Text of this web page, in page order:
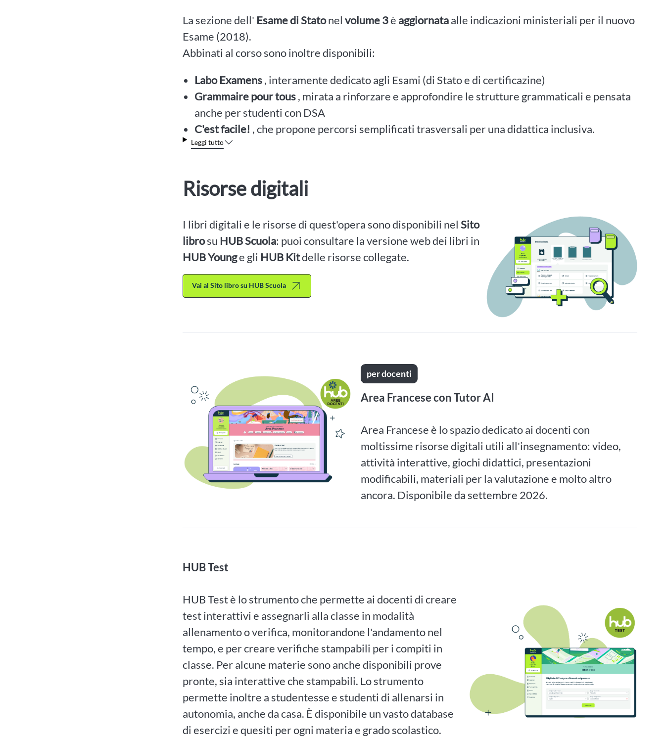
La sezione dell' Esame di Statonelvolume 3è aggiornataalle indicazioni ministeriali per il nuovo
Esame (2018).
Abbinati al corso sono inoltre disponibili:
Labo Examens, interamente dedicato agli Esami (di Stato e di certificazine)
Grammaire pour tous, mirata a rinforzare e approfondire le strutture grammaticali e pensata
anche per studenti con DSA
C'est facile! , che propone percorsi semplificati trasversali per una didattica inclusiva.
Leggi tutto
Risorse digitali
I libri digitali e le risorse di quest'opera sono disponibili nelSito
librosu HUB Scuola: puoi consultare la versione web dei libri in
HUB Younge gli HUB Kitdelle risorse collegate.
Vai al Sito libro su HUB Scuola
per docenti
Area Francese con Tutor AI
Area Francese è lo spazio dedicato ai docenti con
moltissime risorse digitali utili all'insegnamento: video,
attività interattive, giochi didattici, presentazioni
modificabili, materiali per la valutazione e molto altro
ancora. Disponibile da settembre 2026.
HUB Test
HUB Test è lo strumento che permette ai docenti di creare
test interattivi e assegnarli alla classe in modalità
allenamento o verifica, monitorandone l'andamento nel
tempo, e per creare verifiche stampabili per i compiti in
classe. Per alcune materie sono anche disponibili prove
pronte, sia interattive che stampabili. Lo strumento
permette inoltre a studentesse e studenti di allenarsi in
autonomia, anche da casa. È disponibile un vasto database
di esercizi e quesiti per ogni materia e grado scolastico.